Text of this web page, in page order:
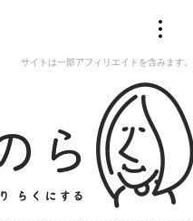
サイトは一部アフィリエイトを含みます。